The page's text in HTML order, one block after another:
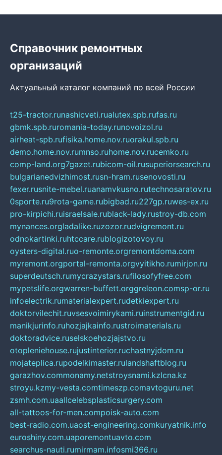
Справочник ремонтных
организаций
Актуальный каталог компаний по всей России
t25-tractor.runashicveti.rualutex.spb.rufas.ru
gbmk.spb.ruromania-today.runovoizol.ru
airheat-spb.rufisika.home.nov.ruorakul.spb.ru
demo.home.nov.rumnso.ruhome.nov.rucemko.ru
comp-land.org7gazet.rubicom-oil.rusuperiorsearch.ru
bulgarianedvizhimost.rusn-hram.rusenovosti.ru
fexer.rusnite-mebel.ruanamvkusno.rutechnosaratov.ru
0sporte.ru9rota-game.rubigbad.ru227gp.ruwes-ex.ru
pro-kirpichi.ruisraelsale.rublack-lady.rustroy-db.com
mynances.orgladalike.ruzozor.rudvigremont.ru
odnokartinki.ruhtccare.rublogizotovoy.ru
oysters-digital.ruo-remonte.orgremontdoma.com
myremont.orgportal-remonta.orgvyitikho.rumirjon.ru
superdeutsch.rumycrazystars.rufilosofyfree.com
mypetslife.orgwarren-buffett.orggreleon.comsp-or.ru
infoelectrik.rumaterialexpert.rudetkiexpert.ru
doktorvilechit.ruvsesvoimirykami.ruinstrumentgid.ru
manikjurinfo.ruhozjajkainfo.rustroimaterials.ru
doktoradvice.ruselskoehozjajstvo.ru
otopleniehouse.rujustinterior.ruchastnyjdom.ru
mojateplica.rupodelkimaster.rulandshaftblog.ru
garazhov.commonamy.netstroysnami.kzlcna.kz
stroyu.kzmy-vesta.comtimeszp.comavtoguru.net
zsmh.com.uaallcelebsplasticsurgery.com
all-tattoos-for-men.compoisk-auto.com
best-radio.com.uaost-engineering.comkuryatnik.info
euroshiny.com.uaporemontuavto.com
searchus-nauti.rumirmam.infosmi366.ru